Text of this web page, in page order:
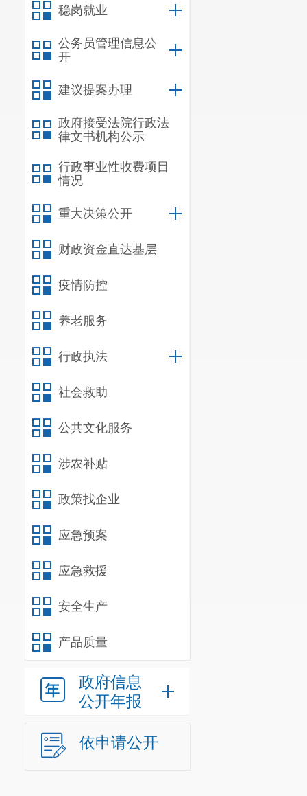
稳岗就业
公务员管理信息公
开
建议提案办理
政府接受法院行政法
律文书机构公示
行政事业性收费项目
情况
重大决策公开
财政资金直达基层
疫情防控
养老服务
行政执法
社会救助
公共文化服务
涉农补贴
政策找企业
应急预案
应急救援
安全生产
产品质量
政府信息
公开年报
依申请公开